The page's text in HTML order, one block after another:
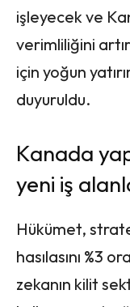
işleyecek ve
verimliliğini
için yoğun
duyuruldu.
Kanada
yeni iş
Hükümet,
hasılasını %3
zekanın kilit